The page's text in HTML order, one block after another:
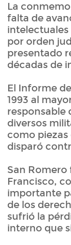
La
falta de
intelectuales
por orden
presentado
décadas de
El Informe
1993 al
responsable
diversos
como
disparó
San Romero
Francisco,
importante
de los
sufrió la
interno que